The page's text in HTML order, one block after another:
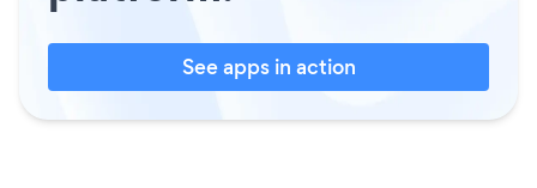
See apps in action